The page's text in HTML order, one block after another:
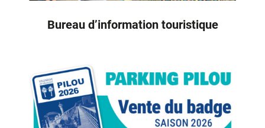
Bureau d’information touristique